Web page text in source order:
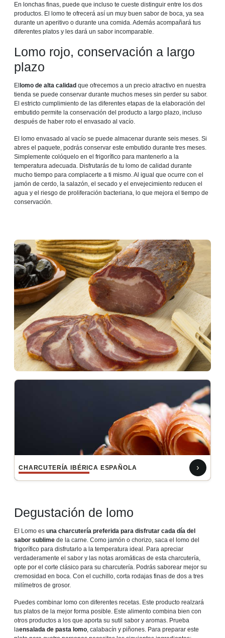
En lonchas finas, puede que incluso te cueste distinguir entre los dos
productos. El lomo te ofrecerá así un muy buen sabor de boca, ya sea
durante un aperitivo o durante una comida. Además acompañará tus
diferentes platos y les dará un sabor incomparable.
Lomo rojo, conservación a largo
plazo
El lomo de alta calidad que ofrecemos a un precio atractivo en nuestra
tienda se puede conservar durante muchos meses sin perder su sabor.
El estricto cumplimiento de las diferentes etapas de la elaboración del
embutido permite la conservación del producto a largo plazo, incluso
después de haber roto el envasado al vacío.
El lomo envasado al vacío se puede almacenar durante seis meses. Si
abres el paquete, podrás conservar este embutido durante tres meses.
Simplemente colóquelo en el frigorífico para mantenerlo a la
temperatura adecuada. Disfrutarás de tu lomo de calidad durante
mucho tiempo para complacerte a ti mismo. Al igual que ocurre con el
jamón de cerdo, la salazón, el secado y el envejecimiento reducen el
agua y el riesgo de proliferación bacteriana, lo que mejora el tiempo de
conservación.
CHARCUTERÍA IBÉRICA ESPAÑOLA ›
Degustación de lomo
El Lomo es una charcutería preferida para disfrutar cada día del
sabor sublime de la carne. Como jamón o chorizo, saca el lomo del
frigorífico para disfrutarlo a la temperatura ideal. Para apreciar
verdaderamente el sabor y las notas aromáticas de esta charcutería,
opte por el corte clásico para su charcutería. Podrás saborear mejor su
cremosidad en boca. Con el cuchillo, corta rodajas finas de dos a tres
milímetros de grosor.
Puedes combinar lomo con diferentes recetas. Este producto realzará
tus platos de la mejor forma posible. Este alimento combina bien con
otros productos a los que aporta su sutil sabor y aromas. Prueba
laensalada de pasta lomo , calabacín y piñones. Para preparar este